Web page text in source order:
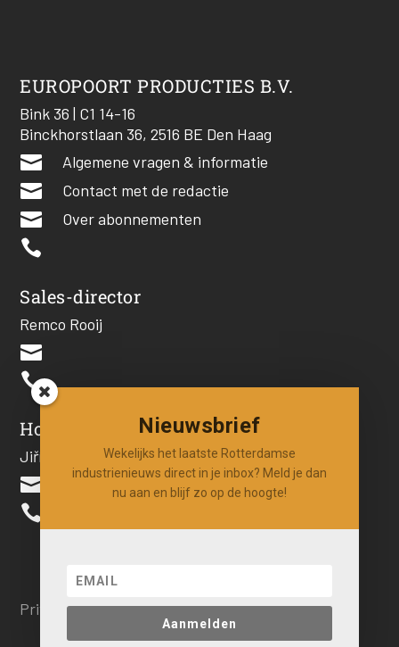
EUROPOORT PRODUCTIES B.V.
Bink 36 | C1 14-16
Binckhorstlaan 36, 2516 BE Den Haag
 Algemene vragen & informatie
 Contact met de redactie
 Over abonnementen

Sales-director
Remco Rooij


Hoofdredacteur
Jiří Hartog


Privacy beleid
Nieuwsbrief
Wekelijks het laatste Rotterdamse
industrienieuws direct in je inbox? Meld je dan
nu aan en blijf zo op de hoogte!
Aanmelden